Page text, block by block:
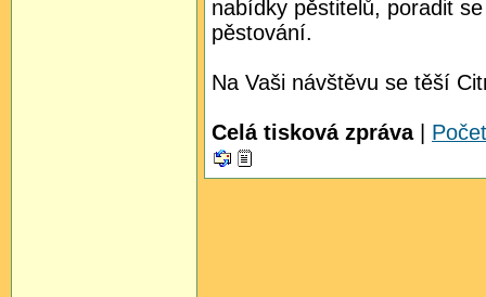
nabídky pěstitelů, poradit
pěstování.
Na Vaši návštěvu se těší
Celá tisková zpráva|